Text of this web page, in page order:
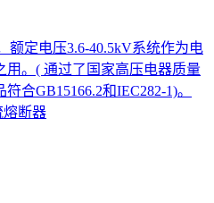
额定电压3.6-40.5kV系统作为电
用。( 通过了国家高压电器质量
合GB15166.2和IEC282-1)。
熔断器